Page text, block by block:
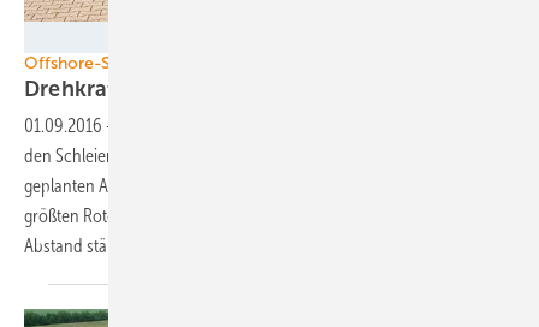
Offshore-Super-Getriebe
Drehkraftweltmeister
01.09.2016 -
den Schleier über dem noch unbekannten Antriebskonzept der
geplanten Acht-Megawatt-Anlage. Nun ist klar: Sie wird nicht nur den
größten Rotor, sondern auch ein Winergy-Getriebe mit dem mit
Abstand stärksten Drehmoment weltweit